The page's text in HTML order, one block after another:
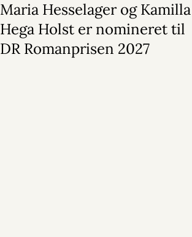
Maria Hesselager og Kamilla
Hega Holst er nomineret til
DR Romanprisen 2027